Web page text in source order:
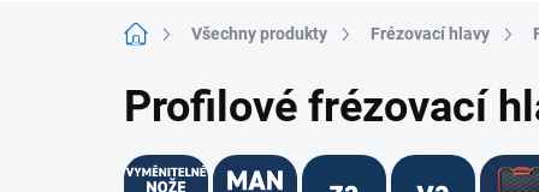
Domů Všechny produkty Frézovací hlavy
Profilové frézovací